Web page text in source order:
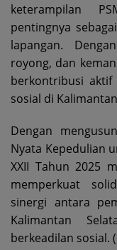
keterampilan
pentingnya
lapangan.
royong, dan
berkontribusi aktif
sosial di
Dengan
Nyata Kepedulian
XXII Tahun 2025
memperkuat
sinergi antara
Kalimantan
berkeadilan sosial.